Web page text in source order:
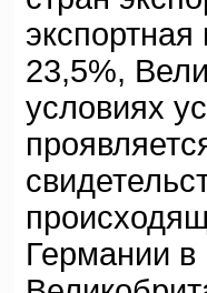
23,5%,
условиях
Германии